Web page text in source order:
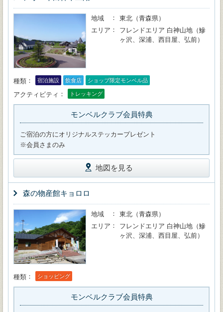
地域
東北（青森県）
エリア
フレンドエリア 白神山地（鰺
ヶ沢、深浦、西目屋、弘前）
種類 宿泊施設 飲食店 ショップ限定モンベル品
アクティビティ トレッキング
モンベルクラブ会員特典
ご宿泊の方にオリジナルステッカープレゼント
※会員さまのみ
地図を見る
森の物産館キョロロ
地域
東北（青森県）
エリア
フレンドエリア 白神山地（鰺
ヶ沢、深浦、西目屋、弘前）
種類 ショッピング
モンベルクラブ会員特典